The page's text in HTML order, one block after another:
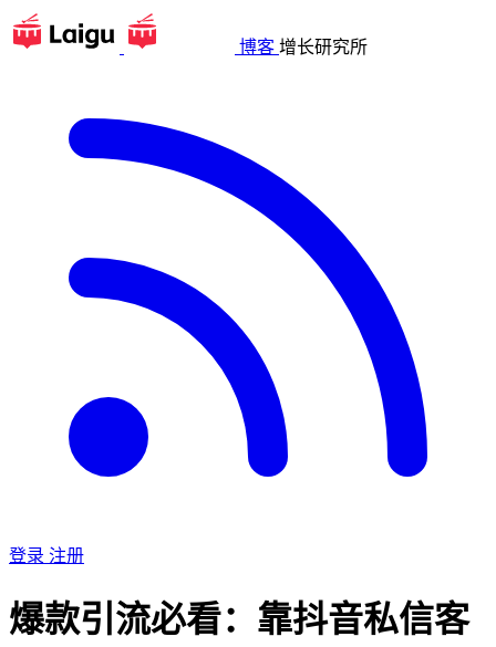
博客 增长研究所
登录 注册
爆款引流必看：靠抖音私信客